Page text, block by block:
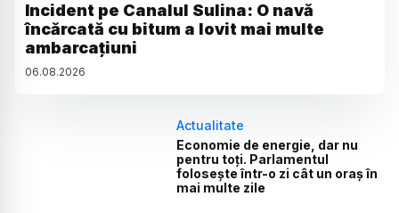
Incident pe Canalul Sulina: O navă
încărcată cu bitum a lovit mai multe
ambarcațiuni
06.08.2026
Actualitate
Economie de energie, dar nu
pentru toți. Parlamentul
folosește într-o zi cât un oraș în
mai multe zile